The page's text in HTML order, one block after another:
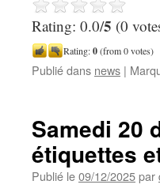
Rating: 0.0/5 (0
Rating:0(from 0 votes)
Publié dans news |
Samedi 20
étiquettes
Publié le09/12/2025par